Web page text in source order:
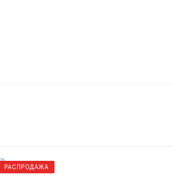
РАСПРОДАЖА